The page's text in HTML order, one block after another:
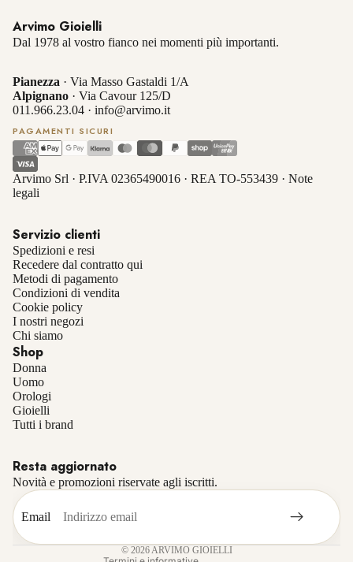
Arvimo Gioielli
Dal 1978 al vostro fianco nei momenti più importanti.
Pianezza · Via Masso Gastaldi 1/A
Alpignano · Via Cavour 125/D
011.966.23.04 · info@arvimo.it
PAGAMENTI SICURI
Arvimo Srl · P.IVA 02365490016 · REA TO-553439 · Note
legali
Servizio clienti
Spedizioni e resi
Recedere dal contratto qui
Metodi di pagamento
Condizioni di vendita
Cookie policy
I nostri negozi
Chi siamo
Shop
Donna
Uomo
Orologi
Gioielli
Tutti i brand
Resta aggiornato
Novità e promozioni riservate agli iscritti.
Email
© 2026ARVIMO GIOIELLI
Informativa sulla privacy
Termini e condizioni del servizio
Recapiti
Informativa sulle spedizioni